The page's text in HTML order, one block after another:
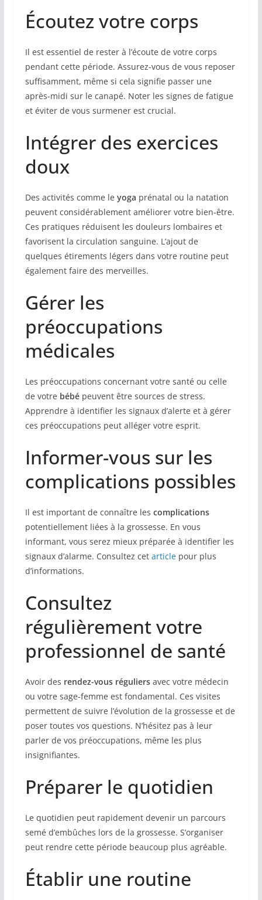
Écoutez votre corps
Il est essentiel de rester à l’écoute de votre corps
pendant cette période. Assurez-vous de vous reposer
suffisamment, même si cela signifie passer une
après-midi sur le canapé. Noter les signes de fatigue
et éviter de vous surmener est crucial.
Intégrer des exercices
doux
Des activités comme le yoga prénatal ou la natation
peuvent considérablement améliorer votre bien-être.
Ces pratiques réduisent les douleurs lombaires et
favorisent la circulation sanguine. L’ajout de
quelques étirements légers dans votre routine peut
également faire des merveilles.
Gérer les
préoccupations
médicales
Les préoccupations concernant votre santé ou celle
de votre bébépeuvent être sources de stress.
Apprendre à identifier les signaux d’alerte et à gérer
ces préoccupations peut alléger votre esprit.
Informer-vous sur les
complications possibles
Il est important de connaître les complications
potentiellement liées à la grossesse. En vous
informant, vous serez mieux préparée à identifier les
signaux d’alarme. Consultez cet articlepour plus
d’informations.
Consultez
régulièrement votre
professionnel de santé
Avoir des rendez-vous réguliersavec votre médecin
ou votre sage-femme est fondamental. Ces visites
permettent de suivre l’évolution de la grossesse et de
poser toutes vos questions. N’hésitez pas à leur
parler de vos préoccupations, même les plus
insignifiantes.
Préparer le quotidien
Le quotidien peut rapidement devenir un parcours
semé d’embûches lors de la grossesse. S’organiser
peut rendre cette période beaucoup plus agréable.
Établir une routine